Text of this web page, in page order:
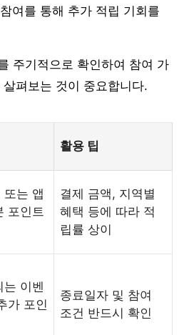
여를 통해 추가 적립 기회를
주기적으로 확인하여 참여 가
펴보는 것이 중요합니다.
활용 팁
또는 앱
포인트
결제 금액, 지역별
혜택 등에 따라 적
립률 상이
는 이벤
가 포인
종료일자 및 참여
조건 반드시 확인